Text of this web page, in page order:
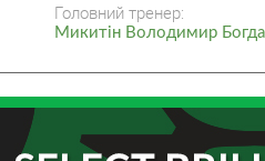
Головний тренер:
Микитін Володимир